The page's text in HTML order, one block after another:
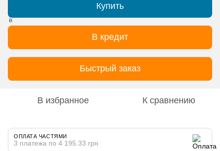
Купить
В кредит
Быстрый заказ
В избранное К сравнению
ОПЛАТА ЧАСТЯМИ
3 платежа по 4 195.33 грн